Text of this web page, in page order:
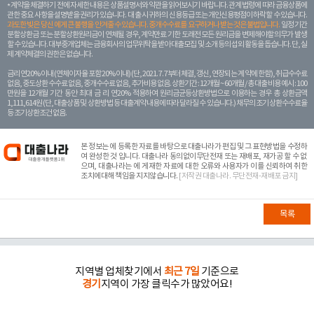
계약을 체결하기 전에 자세한 내용은 상품설명서와 약관을 읽어보시기 바랍니다. 관계 법령에 따라 금융상품에
관한 중요 사항을 설명받을 권리가 있습니다. 대 출 시 귀하의 신용등급 또는 개인신용평점이 하락할 수 있습니다.
과도한 빚은 당신 에게 큰 불행을 안겨줄 수 있습니다. 중개수수료를 요구하거나 받는 것은 불법입니다. 일정 기간
분할상환금 또는 분할상환원리금이 연체될 경우, 계약만료 기한 도래전 모든 원리금을 변제해야할 의무가 발생
할 수 있습니다. 대부중개업체는 금융회사의 업무위탁을 받아 대출모집 및 소개 등의 섭외 활동을 돕습니다. 단, 실
제 계약체결의 권한은 없습니다.
금리 연20% 이내 (연체이자율 포함 20% 이내) (단, 2021. 7. 7부터 체결, 갱신, 연장되는 계 약에 한함), 취급수수료
없음, 중도상환 수수료 없음, 중개수수료 없음, 추가비용 없음. 상환기간 : 12개월 ~ 60개월 / 총 대출 비용 예시 : 100
만원을 12개월 기간 동안 최대 금 리 연20% 적용하여 원리금균등상환방법으로 이용하는 경우 총 상환금액
1,111,614원 (단, 대출상품 및 상환방법 등 대출계약 내용에 따라 달라질 수 있습니다.) 채무의 조기 상환수수료율
등 조기상환조건 없음.
본 정보는에 등록한 자료를 바탕으로 대출나라가 편집 및 그 표현방법을 수정하
여 완성한 것 입니다. 대출나라 동의없이무단전재 또는 재배포, 재가공 할 수 없
으며, 대출나라는 에 게재한 자료에 대한 오류와 사용자가 이를 신뢰하여 취한
조치에대해 책임을 지지않습니다. [저작권 대출나라. 무단전재-재배포 금지]
목록
지역별 업체찾기에서 최근 7일 기준으로
경기 지역이 가장 클릭수가 많았어요!